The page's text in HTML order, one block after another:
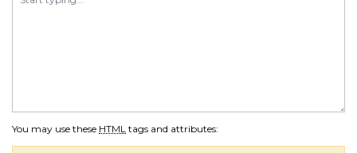
You may use these HTML tags and attributes: